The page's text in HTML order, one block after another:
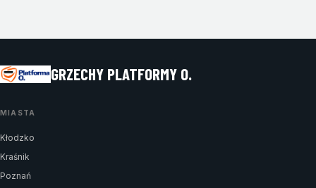
GRZECHY PLATFORMY O.
MIASTA
Kłodzko
Kraśnik
Poznań